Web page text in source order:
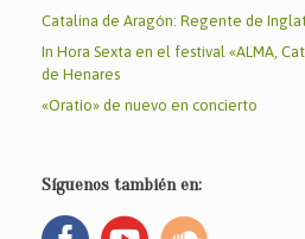
Catalina de Aragón: Regente de
In Hora Sexta en el festival «ALMA,
de Henares
«Oratio» de nuevo en concierto
Síguenos también en: